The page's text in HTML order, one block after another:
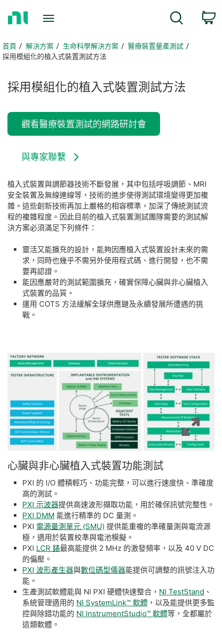
頁首頁 解決方案 生命科學解決方案
醫療裝置量產測試
採用模組化的植入式裝置測試方法
採用模組化的植入式裝置測試方法
觀看醫療裝置測試的網路研討會
與專家聯繫
植入式裝置與調節器技術不斷發展，其中包括呼吸調節、MRI
安全裝置及無線連線等，技術的進步使得測試環境變得更加複
雜。這些創新技術再加上嚴格的相容標準，加深了傳統測試流
程的複雜程度。因此目前的植入式裝置測試團隊需要的測試解
決方案必須滿足下列條件：
​靈活又能擴充的設計，能夠因應植入式裝置設計未來的需
求，同時也幾乎不需另外使用程式碼、進行開發，也不需
要再認證。
​能因應嚴苛的測試範圍擴充，確實保障心臟與非心臟植入
式裝置的品質。
運用 COTS 方法緩解全球供應鏈及永續發展所遭遇的挑
戰。
心臟與非心臟植入式裝置功能測試
PXI 的 I/O 體積輕巧、功能完整，可以進行速度快、準確度
高的測試。
PXI 示波器提供高速波形擷取功能，用於確保訊號完整性。
PXI DMM 能進行精準的 DC 量測。
PXI 電源量測單元 (SMU) 提供能重複的準確量測與電流源
極，適用於裝置校準與電池模擬。
PXI LCR 錶最高能提供 2 MHz 的激發頻率，以及 40 V DC
的偏壓。
PXI 波形產生器與數位碼型儀器能提供可調整的訊號注入功
能。
生產測試軟體能與 NI PXI 硬體快速整合， NI TestStand 、
系統管理適用的 NI SystemLink™ 軟體 ，以及能提供更多監
控與除錯功能的 NI InstrumentStudio™ 軟體等，全都屬於
這類軟體。